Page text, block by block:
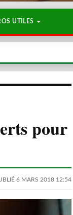
UTILES
pour
6 MARS 2018 12:54